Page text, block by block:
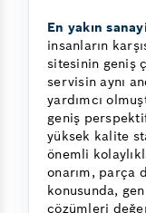
En yakın
insanların
sitesinin geniş
servisin aynı
yardımcı
geniş
yüksek kalite
önemli
onarım, parça
konusunda,
çözümleri